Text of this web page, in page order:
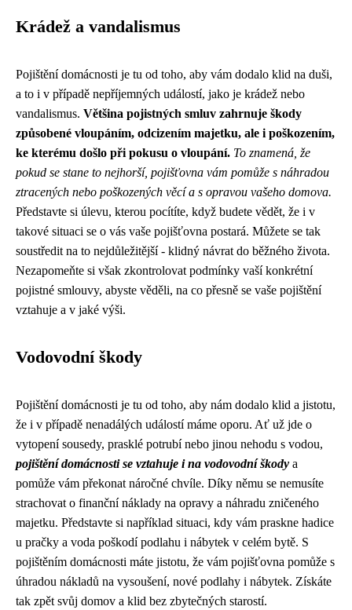
Krádež a vandalismus
Pojištění domácnosti je tu od toho, aby vám dodalo klid na duši,
a to i v případě nepříjemných událostí, jako je krádež nebo
vandalismus. Většina pojistných smluv zahrnuje škody
způsobené vloupáním, odcizením majetku, ale i poškozením,
ke kterému došlo při pokusu o vloupání. To znamená, že
pokud se stane to nejhorší, pojišťovna vám pomůže s náhradou
ztracených nebo poškozených věcí a s opravou vašeho domova.
Představte si úlevu, kterou pocítíte, když budete vědět, že i v
takové situaci se o vás vaše pojišťovna postará. Můžete se tak
soustředit na to nejdůležitější - klidný návrat do běžného života.
Nezapomeňte si však zkontrolovat podmínky vaší konkrétní
pojistné smlouvy, abyste věděli, na co přesně se vaše pojištění
vztahuje a v jaké výši.
Vodovodní škody
Pojištění domácnosti je tu od toho, aby nám dodalo klid a jistotu,
že i v případě nenadálých událostí máme oporu. Ať už jde o
vytopení sousedy, prasklé potrubí nebo jinou nehodu s vodou,
pojištění domácnosti se vztahuje i na vodovodní škody a
pomůže vám překonat náročné chvíle. Díky němu se nemusíte
strachovat o finanční náklady na opravy a náhradu zničeného
majetku. Představte si například situaci, kdy vám praskne hadice
u pračky a voda poškodí podlahu i nábytek v celém bytě. S
pojištěním domácnosti máte jistotu, že vám pojišťovna pomůže s
úhradou nákladů na vysoušení, nové podlahy i nábytek. Získáte
tak zpět svůj domov a klid bez zbytečných starostí.